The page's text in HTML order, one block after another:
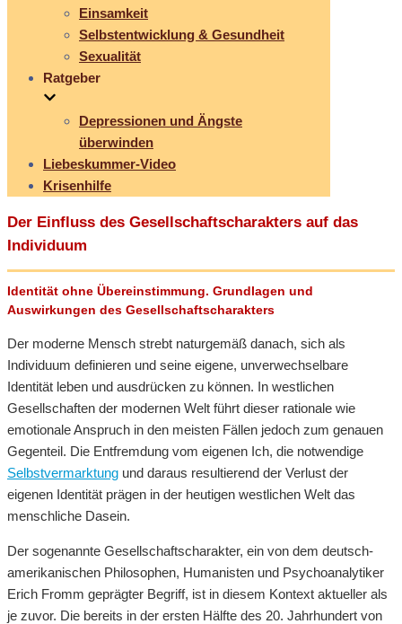
Einsamkeit
Selbstentwicklung & Gesundheit
Sexualität
Ratgeber
Depressionen und Ängste
überwinden
Liebeskummer-Video
Krisenhilfe
Der Einfluss des Gesellschaftscharakters auf das
Individuum
Identität ohne Übereinstimmung. Grundlagen und
Auswirkungen des Gesellschaftscharakters
Der moderne Mensch strebt naturgemäß danach, sich als
Individuum definieren und seine eigene, unverwechselbare
Identität leben und ausdrücken zu können. In westlichen
Gesellschaften der modernen Welt führt dieser rationale wie
emotionale Anspruch in den meisten Fällen jedoch zum genauen
Gegenteil. Die Entfremdung vom eigenen Ich, die notwendige
Selbstvermarktung und daraus resultierend der Verlust der
eigenen Identität prägen in der heutigen westlichen Welt das
menschliche Dasein.
Der sogenannte Gesellschaftscharakter, ein von dem deutsch-
amerikanischen Philosophen, Humanisten und Psychoanalytiker
Erich Fromm geprägter Begriff, ist in diesem Kontext aktueller als
je zuvor. Die bereits in der ersten Hälfte des 20. Jahrhundert von